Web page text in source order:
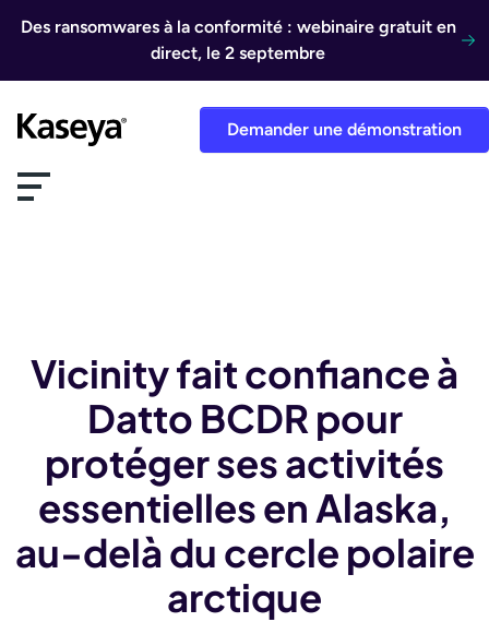
Des ransomwares à la conformité : webinaire gratuit en
direct, le 2 septembre
Demander une démonstration
Vicinity fait confiance à
Datto BCDR pour
protéger ses activités
essentielles en Alaska,
au-delà du cercle polaire
arctique